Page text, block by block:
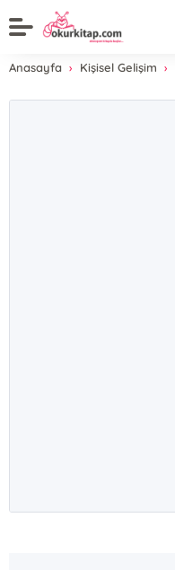
Anasayfa Kişisel Gelişim